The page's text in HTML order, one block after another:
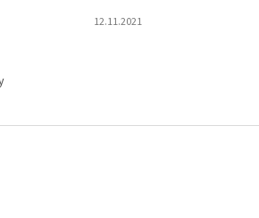
12.11.2021